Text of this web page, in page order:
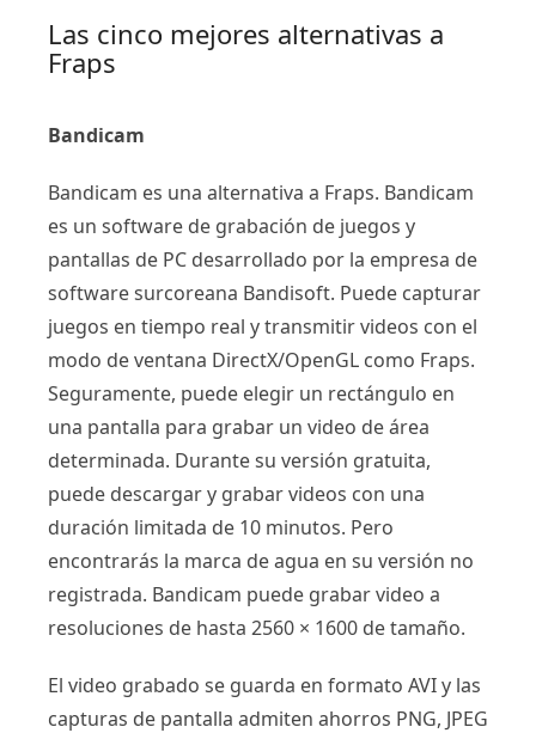
Las cinco mejores alternativas a
Fraps
Bandicam
Bandicam es una alternativa a Fraps. Bandicam
es un software de grabación de juegos y
pantallas de PC desarrollado por la empresa de
software surcoreana Bandisoft. Puede capturar
juegos en tiempo real y transmitir videos con el
modo de ventana DirectX/OpenGL como Fraps.
Seguramente, puede elegir un rectángulo en
una pantalla para grabar un video de área
determinada. Durante su versión gratuita,
puede descargar y grabar videos con una
duración limitada de 10 minutos. Pero
encontrarás la marca de agua en su versión no
registrada. Bandicam puede grabar video a
resoluciones de hasta 2560 × 1600 de tamaño.
El video grabado se guarda en formato AVI y las
capturas de pantalla admiten ahorros PNG, JPEG